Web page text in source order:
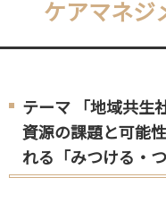
ケアマネジ
テーマ 「地域共生
資源の課題と可能
れる「みつける・